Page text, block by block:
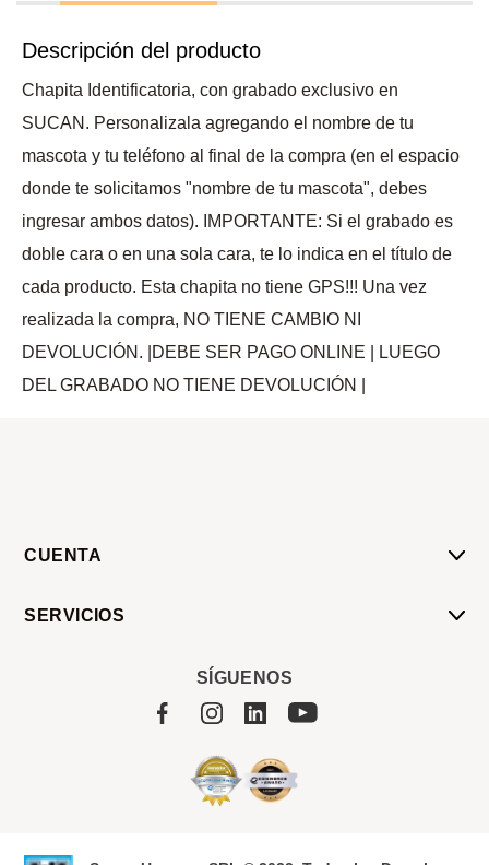
Descripción del producto
Chapita Identificatoria, con grabado exclusivo en
SUCAN. Personalizala agregando el nombre de tu
mascota y tu teléfono al final de la compra (en el espacio
donde te solicitamos "nombre de tu mascota", debes
ingresar ambos datos). IMPORTANTE: Si el grabado es
doble cara o en una sola cara, te lo indica en el título de
cada producto. Esta chapita no tiene GPS!!! Una vez
realizada la compra, NO TIENE CAMBIO NI
DEVOLUCIÓN. |DEBE SER PAGO ONLINE | LUEGO
DEL GRABADO NO TIENE DEVOLUCIÓN |
CUENTA
SERVICIOS
SÍGUENOS